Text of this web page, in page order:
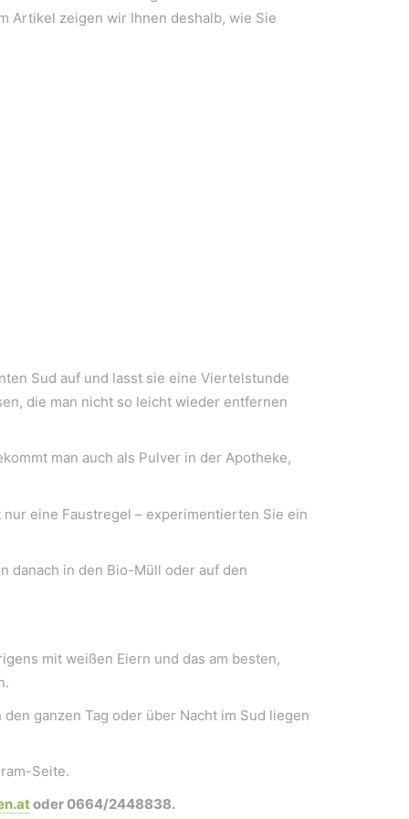
Artikel zeigen wir Ihnen deshalb, wie Sie
Sud auf und lasst sie eine Viertelstunde
die man nicht so leicht wieder entfernen
man auch als Pulver in der Apotheke,
eine Faustregel – experimentierten Sie ein
danach in den Bio-Müll oder auf den
mit weißen Eiern und das am besten,
ganzen Tag oder über Nacht im Sud liegen
Seite.
oder 0664/2448838.